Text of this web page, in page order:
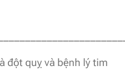
đột quỵ và bệnh lý tim